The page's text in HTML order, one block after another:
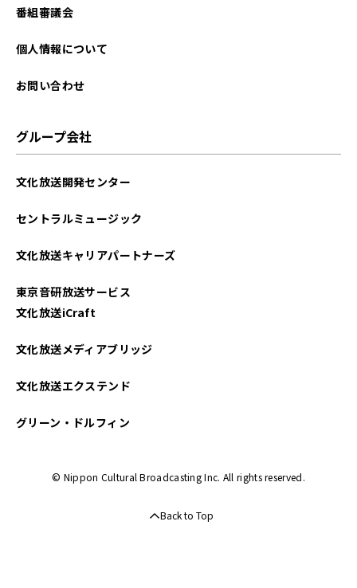
2025年09月
2025年06月
2025年01月
2024年12月
2024年11月
番組審議会
個人情報について
お問い合わせ
グループ会社
文化放送開発センター
セントラルミュージック
文化放送キャリアパートナーズ
東京音研放送サービス
文化放送iCraft
文化放送メディアブリッジ
文化放送エクステンド
グリーン・ドルフィン
© Nippon Cultural Broadcasting Inc. All rights reserved.
Back to Top